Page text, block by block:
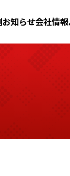
お知らせ会社情報